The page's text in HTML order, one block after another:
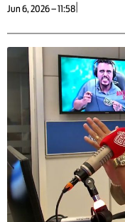
Jun 6, 2026 – 11:58